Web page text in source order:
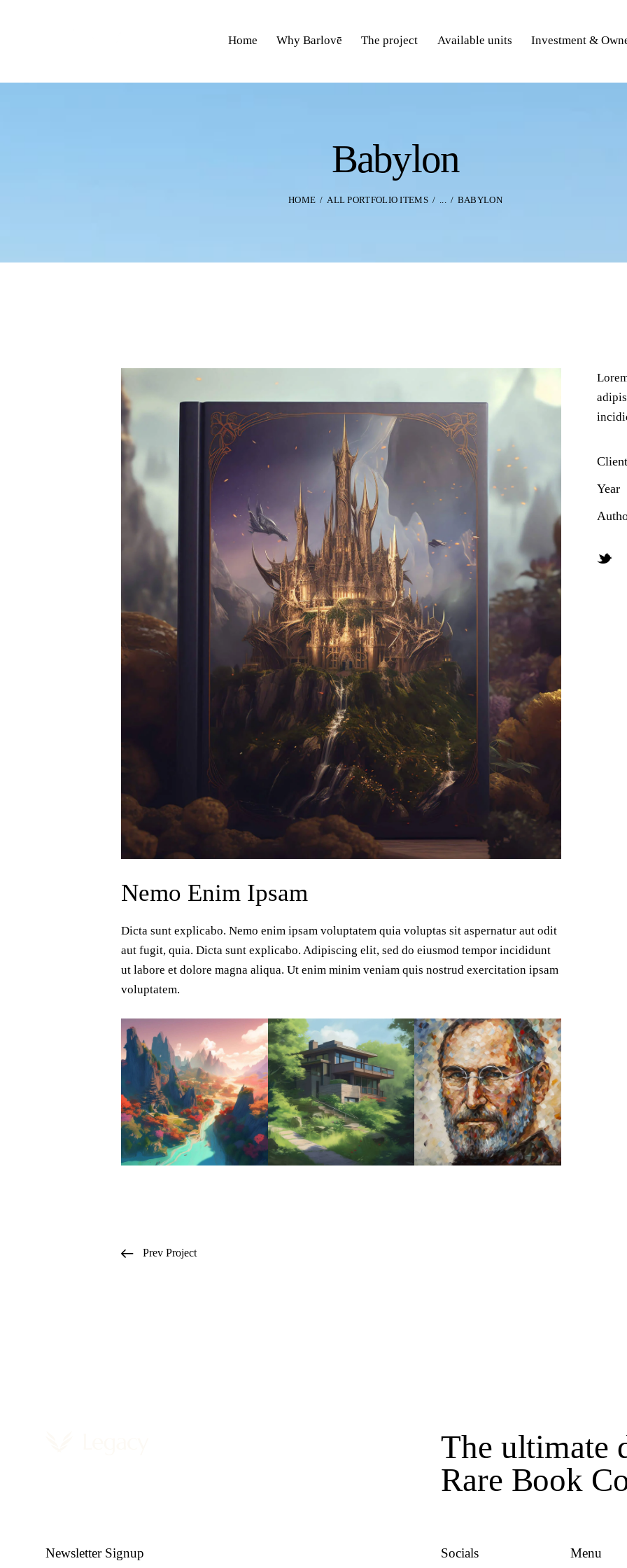
Home Why Barlovē The project Available units Investment &
Babylon
HOME ALL PORTFOLIO ITEMS ... BABYLON
Nemo Enim Ipsam
Dicta sunt explicabo. Nemo enim ipsam voluptatem quia voluptas sit aspernatur aut odit
aut fugit, quia. Dicta sunt explicabo. Adipiscing elit, sed do eiusmod tempor incididunt
ut labore et dolore magna aliqua. Ut enim minim veniam quis nostrud exercitation ipsam
voluptatem.
Client
Year
Prev Project
The ultimate
Rare Book
Newsletter Signup Socials Menu